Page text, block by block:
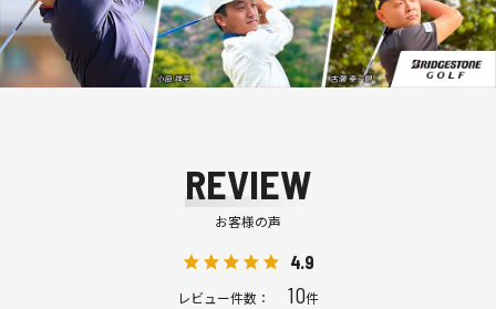
REVIEW
お客様の声
4.9
レビュー件数： 10件